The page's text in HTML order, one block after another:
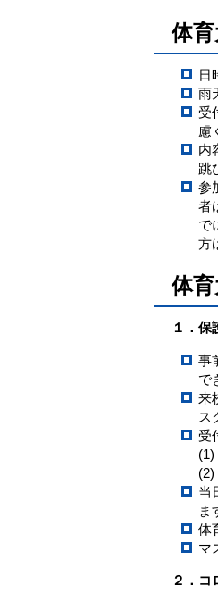
体
日
雨
受
慮
内
跳
参
者
で
方
体
１．保
事
で
来
ス
受
当
ま
体
マ
２．コ